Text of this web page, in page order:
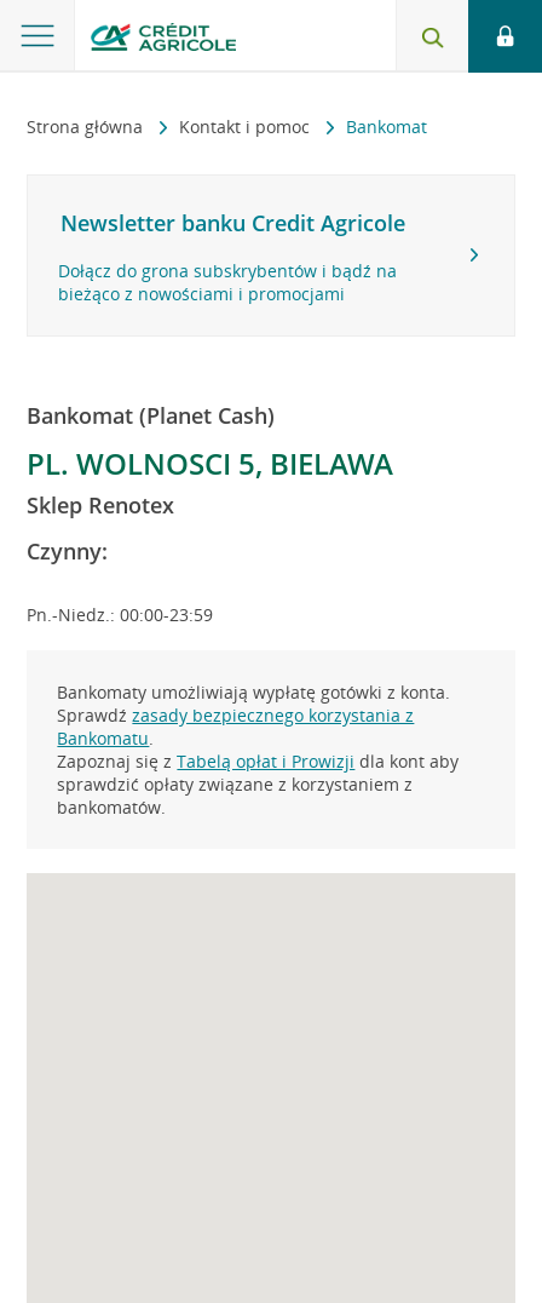
Strona główna Kontakt i pomoc Bankomat
Newsletter banku Credit Agricole
Dołącz do grona subskrybentów i bądź na
bieżąco z nowościami i promocjami
Bankomat (Planet Cash)
PL. WOLNOSCI 5, BIELAWA
Sklep Renotex
Czynny:
Pn.-Niedz.: 00:00-23:59
Bankomaty umożliwiają wypłatę gotówki z konta.
Sprawdźzasady bezpiecznego korzystania z
Bankomatu.
Zapoznaj się zTabelą opłat i Prowizji dla kont aby
sprawdzić opłaty związane z korzystaniem z
bankomatów.